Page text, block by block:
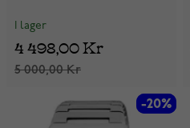
I lager
5 000,00 Kr
4 498,00 Kr
-20%
-20%